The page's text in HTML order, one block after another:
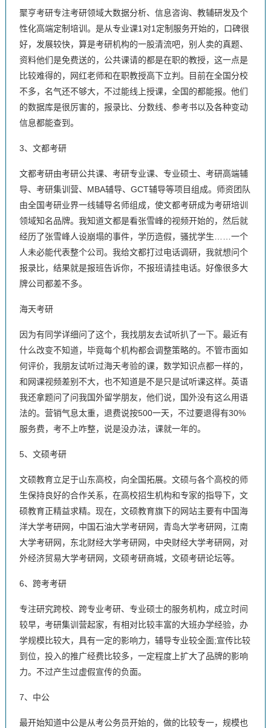
聚亨考研专注考研领域大数据分析、信息咨询、教辅研发及个
性化高端定制培训。是从专业课1对1定制服务开始的，口碑很
好，发展较快，算是考研机构的一股清流吧，别人卖的真题、
资料他们是免费送的，公共课请的都是在职的教授，这一点是
比较难得的，网红老师和在职教授高下立判。目前在全国分校
不多，名气还不够大，不过能线上授课，全国的都能报。他们
的数据库是很厉害的，报录比、分数线、参考书以及各种变动
信息都能查到。
3、文都考研
文都考研由考研公共课、考研专业课、专业硕士、考研高端辅
导、考研集训营、MBA辅导、GCT辅导等项目组成。师资团队
由全国考研业界一线辅导名师组成，使文都考研成为考研培训
领域知名品牌。我知道文都是看张雪峰的视频开始的，然后就
经历了张雪峰人设崩塌的事件，学历造假，骚扰学生……一个
人未必能代表整个公司。我给文都打过电话调研，我就想问个
报录比，结果就是报班告诉你，不报班请挂电话。好像很多大
牌公司都差不多。
海天考研
因为有同学详细问了这个，我找朋友去试听扒了一下。最近有
什么改变不知道，毕竟每个机构都会调整策略的。不管市面如
何评价，我朋友试听过海天考验的课，数学知识点都一样的，
和网课视频差别不大，也不知道是不是只是试听课这样。英语
我还拿题问了问我国外留学朋友，他们说，国外没有这么用语
法的。营销气息太重，退费说按500一天，不过要退得有30%
服务费，考不上咋整，说是没办法，课就一年的。
5、文硕考研
文硕教育立足于山东高校，向全国拓展。文硕与各个高校的师
生保持良好的合作关系，在高校招生机构和专家的指导下，文
硕教育正精益求精。现在，文硕教育旗下的网站主要有中国海
洋大学考研网，中国石油大学考研网，青岛大学考研网，江南
大学考研网，东北财经大学考研网，中央财经大学考研网，对
外经济贸易大学考研网，文硕考研商城，文硕考研论坛等。
6、跨考考研
专注研究跨校、跨专业考研、专业硕士的服务机构，成立时间
较早，考研集训营起家，有相对比较丰富的大班办学经验，办
学规模比较大，具有一定的影响力，辅导专业较全面;宣传比较
到位，投入的推广经费比较多，一定程度上扩大了品牌的影响
力。不过产生过虚假宣传的负面。
7、中公
最开始知道中公是从考公务员开始的，做的比较专一，规模也